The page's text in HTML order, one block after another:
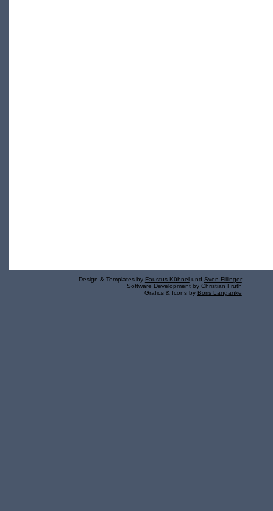
Design & Templates by Faustus Kühnel und Sven Fillinger
Software Development by Christian Fruth
Grafics & Icons by Boris Langanke